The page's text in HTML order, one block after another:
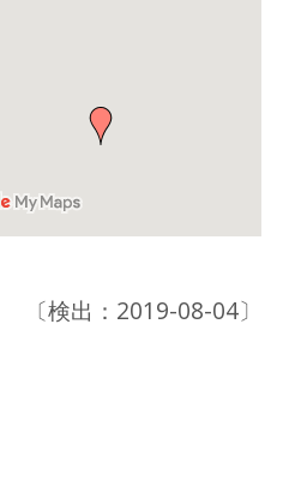
〔検出：2019-08-04〕